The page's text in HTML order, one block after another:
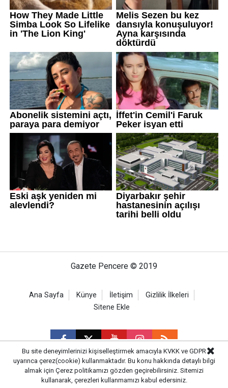
Gazete Pencere © 2019
Ana Sayfa Künye İletişim
Gizlilik İlkeleri
Sitene Ekle
CM Bilişim
Bu site deneyimlerinizi kişiselleştirmek amacıyla KVKK ve GDPR
uyarınca çerez(cookie) kullanmaktadır. Bu konu hakkında detaylı bilgi
almak için Çerez politikamızı gözden geçirebilirsiniz. Sitemizi
kullanarak, çerezleri kullanmamızı kabul edersiniz.